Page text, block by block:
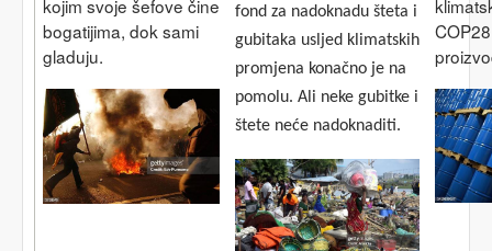
kojim svoje šefove čine
bogatijima, dok sami
gladuju.
fond za nadoknadu šteta i
gubitaka usljed klimatskih
promjena konačno je na
pomolu. Ali neke gubitke i
štete neće nadoknaditi.